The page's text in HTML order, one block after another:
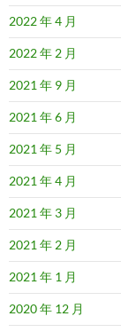
2022 年 4 月
2022 年 2 月
2021 年 9 月
2021 年 6 月
2021 年 5 月
2021 年 4 月
2021 年 3 月
2021 年 2 月
2021 年 1 月
2020 年 12 月